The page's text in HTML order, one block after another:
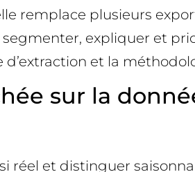
remplace plusieurs
expliquer et
et la
sur la
et distinguer